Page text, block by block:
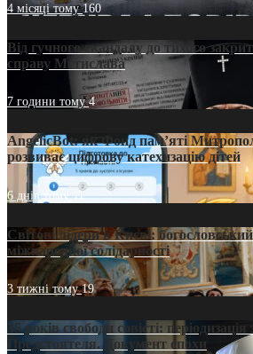
4 місяці тому160
Від гучного скандалу до тихого
справу Мстислава
7 години тому4
AngelicBot: як Фонд пам’яті
розвиває цифрову катехизацію дітей
6 днів тому11
Світові лідери в Києві:
міжнародної солідарності
3 тижні тому19
35 років свободи совісті: періодизація
Предстоятеля. Документ епохи